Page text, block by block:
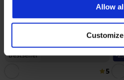
Allow
Customize
Bestseller
5
-